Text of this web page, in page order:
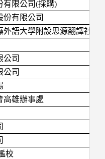
有限公司(採購)
份有限公司
語大學附設思源翻譯社
公司
公司
高雄辦事處
校